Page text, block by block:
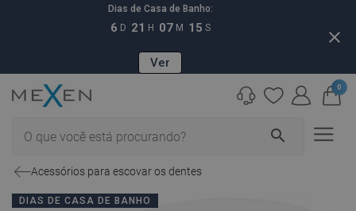
Dias de Casa de Banho:
6 D 21 H 07 M 14 S
Ver
close
search
0
Acessórios para escovar os dentes
DIAS DE CASA DE BANHO